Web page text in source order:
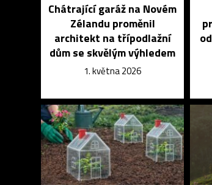
Chátrající garáž na Novém
Zélandu proměnil
architekt na třípodlažní
dům se skvělým výhledem
1. května 2026